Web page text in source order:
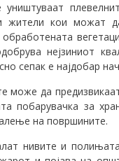
жители кои можат
нејзиниот
сепак е најдобар
може да
побарувачка за
на површините.
нивите и